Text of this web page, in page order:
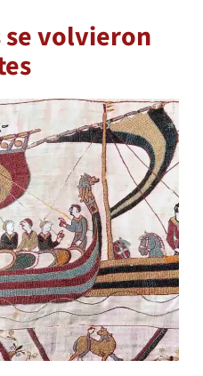
se volvieron